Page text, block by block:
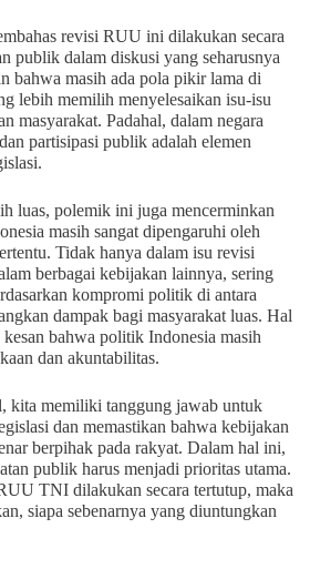
revisi RUU ini dilakukan secara
publik dalam diskusi yang seharusnya
bahwa masih ada pola pikir lama di
lebih memilih menyelesaikan isu-isu
masyarakat. Padahal, dalam negara
partisipasi publik adalah elemen
luas, polemik ini juga mencerminkan
masih sangat dipengaruhi oleh
Tidak hanya dalam isu revisi
berbagai kebijakan lainnya, sering
kompromi politik di antara
dampak bagi masyarakat luas. Hal
bahwa politik Indonesia masih
dan akuntabilitas.
kita memiliki tanggung jawab untuk
dan memastikan bahwa kebijakan
berpihak pada rakyat. Dalam hal ini,
publik harus menjadi prioritas utama.
TNI dilakukan secara tertutup, maka
siapa sebenarnya yang diuntungkan